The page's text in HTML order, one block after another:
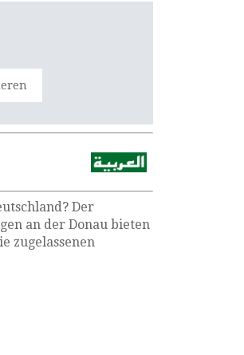
Der
an der Donau bieten
zugelassenen